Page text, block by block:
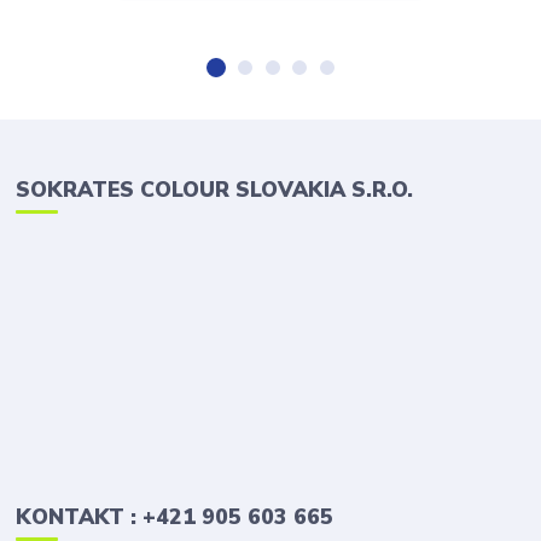
SOKRATES COLOUR SLOVAKIA S.R.O.
KONTAKT : +421 905 603 665